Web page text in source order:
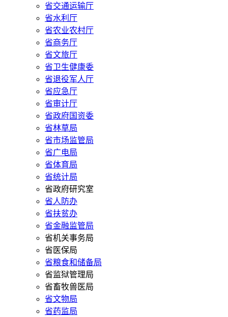
省交通运输厅
省水利厅
省农业农村厅
省商务厅
省文旅厅
省卫生健康委
省退役军人厅
省应急厅
省审计厅
省政府国资委
省林草局
省市场监管局
省广电局
省体育局
省统计局
省政府研究室
省人防办
省扶贫办
省金融监管局
省机关事务局
省医保局
省粮食和储备局
省监狱管理局
省畜牧兽医局
省文物局
省药监局